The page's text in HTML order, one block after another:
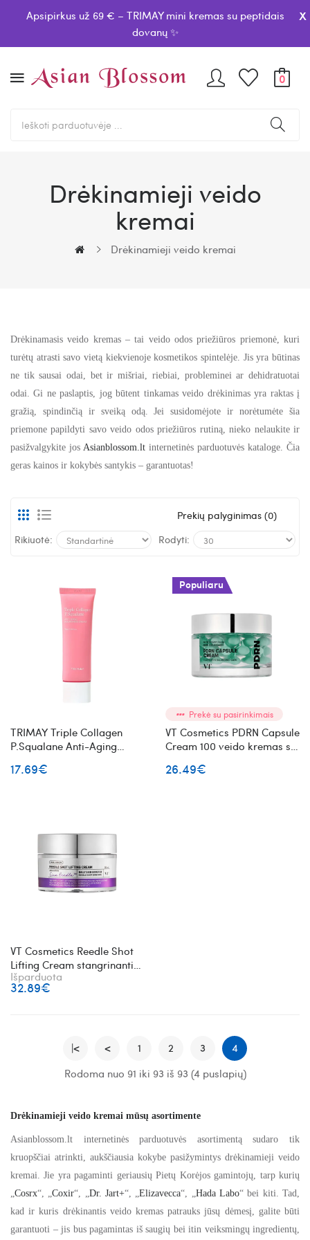
Apsipirkus už 69 € – TRIMAY mini kremas su peptidais
dovanų ✨
x
0
Drėkinamieji veido
kremai
Drėkinamieji veido kremai
Drėkinamasis veido kremas – tai veido odos priežiūros priemonė, kuri
turėtų atrasti savo vietą kiekvienoje kosmetikos spintelėje. Jis yra būtinas
ne tik sausai odai, bet ir mišriai, riebiai, probleminei ar dehidratuotai
odai. Gi ne paslaptis, jog būtent tinkamas veido drėkinimas yra raktas į
gražią, spindinčią ir sveiką odą. Jei susidomėjote ir norėtumėte šia
priemone papildyti savo veido odos priežiūros rutiną, nieko nelaukite ir
pasižvalgykite jos Asianblossom.lt internetinės parduotuvės kataloge. Čia
geras kainos ir kokybės santykis – garantuotas!
Prekių palyginimas (0)
Rikiuotė:
Rodyti:
TRIMAY Triple Collagen
P.Squalane Anti-Aging
maitinantis veido kremas su
17.69€
Populiaru
Prekė su pasirinkimais
VT Cosmetics PDRN Capsule
Cream 100 veido kremas su
26.49€
VT Cosmetics Reedle Shot
Lifting Cream stangrinantis
veido kremas
Išparduota
32.89€
|< < 1 2 3
4
Rodoma nuo 91 iki 93 iš 93 (4 puslapių)
Drėkinamieji veido kremai mūsų asortimente
Asianblossom.lt internetinės parduotuvės asortimentą sudaro tik
kruopščiai atrinkti, aukščiausia kokybe pasižymintys drėkinamieji veido
kremai. Jie yra pagaminti geriausių Pietų Korėjos gamintojų, tarp kurių
„Cosrx“, „Coxir“, „Dr. Jart+“, „Elizavecca“, „Hada Labo“ bei kiti. Tad,
kad ir kuris drėkinantis veido kremas patrauks jūsų dėmesį, galite būti
garantuoti – jis bus pagamintas iš saugių bei itin veiksmingų ingredientų,